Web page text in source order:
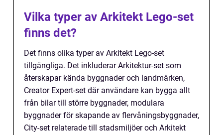
Vilka typer av Arkitekt Lego-set
finns det?
Det finns olika typer av Arkitekt Lego-set
tillgängliga. Det inkluderar Arkitektur-set som
återskapar kända byggnader och landmärken,
Creator Expert-set där användare kan bygga allt
från bilar till större byggnader, modulara
byggnader för skapande av flervåningsbyggnader,
City-set relaterade till stadsmiljöer och Arkitekt